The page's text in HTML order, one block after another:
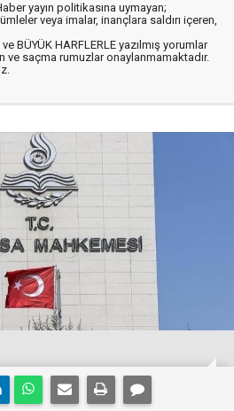
yayın politikasına uymayan;
veya imalar, inançlara saldırı içeren,
BÜYÜK HARFLERLE yazılmış yorumlar
ve saçma rumuzlar onaylanmamaktadır.